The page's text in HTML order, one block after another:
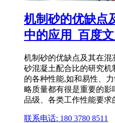
机制砂的优缺点
中的应用_百度
机制砂的优缺点及其在混
砂混凝土配合比的研究机
的各种性能,如和易性、
略质量都有很是重要的
品级、各类工作性能要求
联系电话: 180 3780 8511